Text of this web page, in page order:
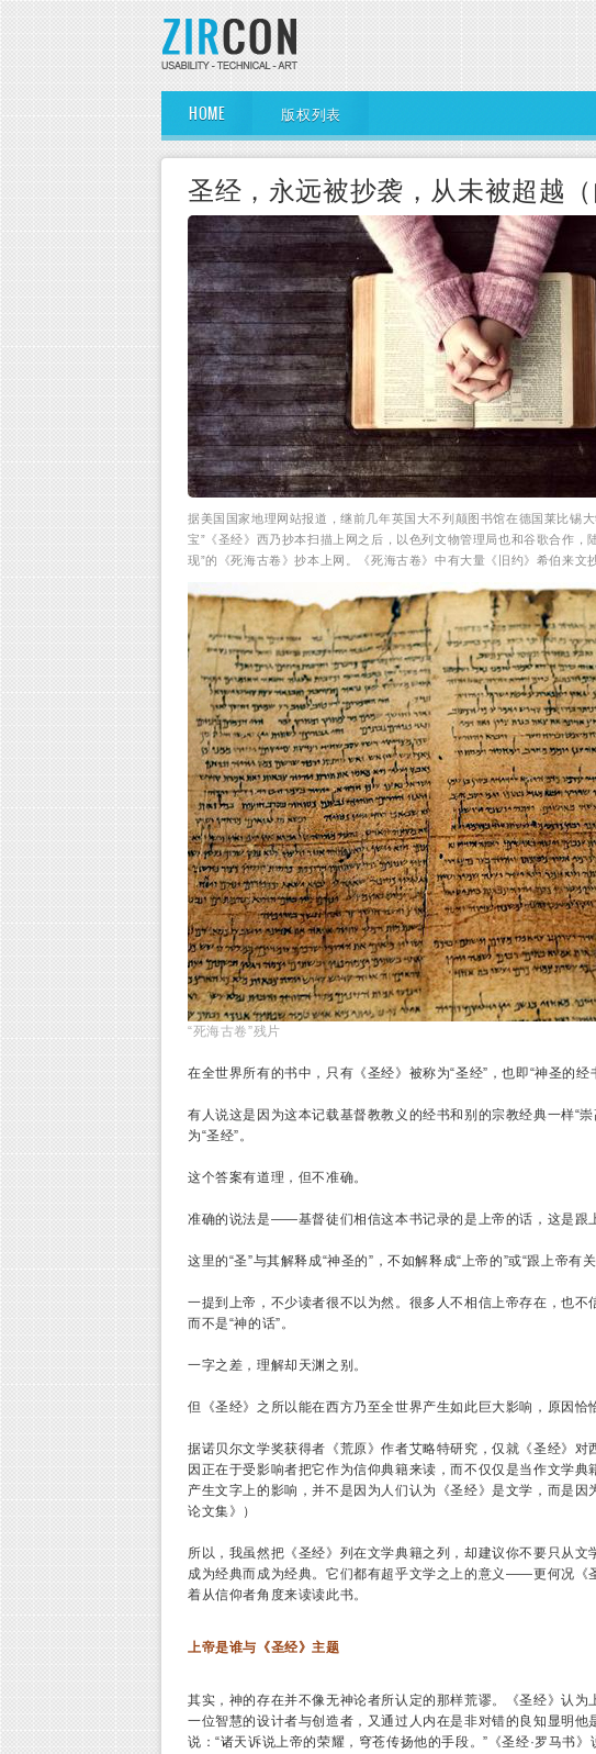
Main Menu
HOME 版权列表
圣经，永远被抄袭，从未被超越（
据美国国家地理网站报道，继前几年英国大不列颠图书馆在德国莱比锡
宝”《圣经》西乃抄本扫描上网之后，以色列文物管理局也和谷歌合作，
现”的《死海古卷》抄本上网。《死海古卷》中有大量《旧约》希伯来文
“死海古卷”残片
在全世界所有的书中，只有《圣经》被称为“圣经”，也即“神圣的经
有人说这是因为这本记载基督教教义的经书和别的宗教经典一样“
为“圣经”。
这个答案有道理，但不准确。
准确的说法是——基督徒们相信这本书记录的是上帝的话，这是跟
这里的“圣”与其解释成“神圣的”，不如解释成“上帝的”或“跟上帝有关
一提到上帝，不少读者很不以为然。很多人不相信上帝存在，也不
而不是“神的话”。
一字之差，理解却天渊之别。
但《圣经》之所以能在西方乃至全世界产生如此巨大影响，原因恰
据诺贝尔文学奖获得者《荒原》作者艾略特研究，仅就《圣经》
因正在于受影响者把它作为信仰典籍来读，而不仅仅是当作文学
产生文字上的影响，并不是因为人们认为《圣经》是文学，而是
论文集》）
所以，我虽然把《圣经》列在文学典籍之列，却建议你不要只从
成为经典而成为经典。它们都有超乎文学之上的意义——更何况《
着从信仰者角度来读读此书。
上帝是谁与《圣经》主题
其实，神的存在并不像无神论者所认定的那样荒谬。《圣经》认
一位智慧的设计者与创造者，又通过人内在是非对错的良知显明
说：“诸天诉说上帝的荣耀，穹苍传扬他的手段。”《圣经·罗马书